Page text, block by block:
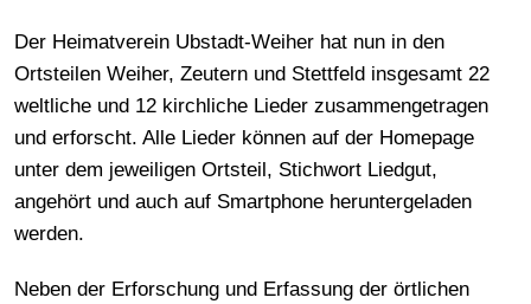
Der Heimatverein Ubstadt-Weiher hat nun in den
Ortsteilen Weiher, Zeutern und Stettfeld insgesamt 22
weltliche und 12 kirchliche Lieder zusammengetragen
und erforscht. Alle Lieder können auf der Homepage
unter dem jeweiligen Ortsteil, Stichwort Liedgut,
angehört und auch auf Smartphone heruntergeladen
werden.
Neben der Erforschung und Erfassung der örtlichen